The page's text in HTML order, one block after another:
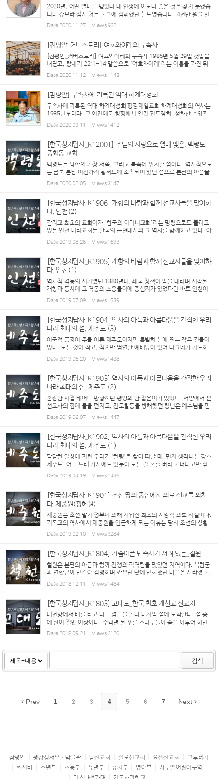
2020년, 어떤 열매를 맺었나 내 인생에 이보다 좋은 것은 찾지 못했습
니다 강보라 집사 저는 불교에 심취했던 불도였습니다. 4천만 원을 헌
금해 사찰 대웅전 앞 계단을 대리석으로 깐 적도 있어요. 교회 다니는
사람들을 안 좋아했었죠. 말이 너무 많고 행함...
Date2020.11.27 Views962
[참평안_커버스토리] 여호와이레의 구속사
[참평안_커버스토리] 여호와이레의 구속사 1985년 5월 29일 첫발을
내딛고, 창세기 22:1-14 말씀으로 ‘여호와이레’라는 이름을 가진 뒤
오색 수양관은 성도들의 거룩한 신앙 훈련의 장소였다. 하계수련회 때
면 요한계시록과 다니엘서 속 종말적 예언의 말씀이 ...
Date2020.11.12 Views 1143
[참평안] 구속사에 기록된 역대 하계대성회
구속사에 기록된 역대 하계대성회 평강제일교회 하계대성회의 역사는
1985년부터다. 그 이전에도 청평에서 열린 전도집회, 성화산 수양관
(서울 강남구 원지동 소재)에서 열린 기관별 하계수련회, 장안산과 지
리산에서 열렸던 구국(救國) 기도회, 가나안농군학...
Date2020.09.11 Views 1412
[한국성지답사_K12001] 주님의 사랑으로 열매 맺은, 백령도
중화동 교회
백령도는 남한의 가장 서쪽, 그리고 북쪽에 위치한 섬이다. 역사적으로
는 남북 분단 이전까지 황해도에 소속되어 있던 섬으로 분단의 아픔을
고스란히 가지고 있는 섬이기도 하다. 그러나 이러한 백령도에서 주님
의 사랑으로 열매 맺은 교회가 있다는 것은 우...
Date2020.02.05 Views3147
[한국성지답사_K1906] 개항의 바람과 함께 선교사들을 맞이하
다, 인천(2)
감리교 최초의 교회이자 ‘한국의 어머니교회’라는 명칭으로도 불리고
있는 인천 내리교회는 한국의 근현대사와 그 역사를 함께하고 있다. 아
펜젤러의 선교 활동으로 세워진 교회이자 3.1운동...
Date2019.08.26 Views 1693
[한국성지답사_K1905] 개항의 바람과 함께 선교사들을 맞이하
다, 인천(1)
역사적 격동의 시기였던 1880년대, 쇄국 정책이 막을 내리며 시작된
개항과 동시에 그 격동의 소용돌이에 중심지가 있었다면 바로 인천이
었을 것이다. 최초의 철도, 최초의 전화국, 최초의 근대식 우체국 등 인
Date2019.07.09 Views 1539
[한국성지답사_K1904] 역사의 아픔과 아름다움을 간직한 우리
나라 최대의 섬, 제주도 (3)
이국적 풍경이 주를 이룬 제주도이지만 특별히 눈에 띄는 작은 건물이
있다. 모든 것이 작고, 적지만 엄연한 예배당이 있어 나그네가 기도하
고 또 쉴 수 있는 곳이 바로 순례자의 교회이다. 순례자의 교회...
Date2019.06.20 Views 1438
[한국성지답사_K1903] 역사의 아픔과 아름다움을 간직한 우리
나라 최대의 섬, 제주도 (2)
혼란한 시절 태어나 방황하던 평양의 한 젊은이가 있었다. 서양에서 온
선교사의 집에 돌을 던지고, 전도활동을 방해했던 청년은 예수님을 만
나면서 회개하고 세례를 받았다. 사도 바울의 회심을 자신과 비슷하다
Date2019.06.07 Views 1447
[한국성지답사_K1902] 역사의 아픔과 아름다움을 간직한 우리
나라 최대의 섬, 제주도 (1)
답답한 일상에 지친 우리가 ‘힐링’을 찾아 떠날 때, 먼저 생각나는 장소
제주도. 어느 노래 가사에도 있듯이 모든 걸 훌훌 버리고 떠나고만 싶
은 제주도이지만 그 곳에 따로 순례길이 있을 정도로 기독교 성지가 많
다는 사실은 많이 알려...
Date2019.04.19 Views 1436
[한국성지답사_K1901] 조선 땅의 중심에서 의료 선교를 외치
다_제중원(광혜원)
제중원은 조선 말기 정부에 의해 세워진 최초의 서양식 의료 시설이다.
기독교의 역사에서 제중원을 언급하게 되는 이유는 당시 조선의 상황
으로 짐작할 수 있을 것이다. 17세기경 조선에 들어온 가톨릭은 이후
18세기경에 제사 금지령을 내...
Date2019.02.10 Views3284
[한국성지답사_K1804] 가슴아픈 민족사가 서려 있는_철원
철원은 분단의 아픔과 함께 전쟁의 직격탄을 맞았던 지역이다. 북한군
과 연합군이 번갈아 점령하며 싸우던 탓에 번화했던 마을은 사라졌고,
전쟁의 잔해와 남과 북으로 갈라진 아픈 역사를 그대로 보여주는 지역
으로 변하고 말았...
Date2018.12.11 Views 1484
[한국성지답사_K1803] 고대도_한국 최초 개신교 선교지
대천항에서 배를 타고 다른 섬들을 돌다 마지막 섬에 도착한다. 섬 중
에 산이 절반 이상이다. 수백년 된 푸른 소나무들이 숲을 이루어 해변
까지 내려오고, 그 아래로 아기자기한 집들이 모여 마을을 이룬 곳, 바
Date2018.09.21 Views2120
검색
Prev 1 2 3 4 5 6 7 Next
참평안 평강성서유물박물관 남선교회 실로선교회 요셉선교회
그루터기
헵시바
소년부 초등부 유년부 유치부 영아부
사무엘어린이구역
미스바성가대
기독사관학교